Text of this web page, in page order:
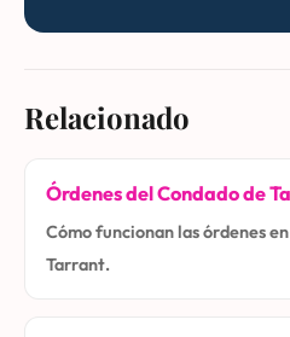
Relacionado
Órdenes del Condado de
Cómo funcionan las órdenes
Tarrant.